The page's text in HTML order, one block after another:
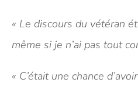
« Le discours du vétéran
même si je n’ai pas tout
« C’était une chance